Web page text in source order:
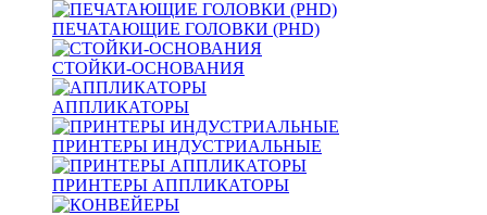
ПЕЧАТАЮЩИЕ ГОЛОВКИ (PHD)
СТОЙКИ-ОСНОВАНИЯ
АППЛИКАТОРЫ
ПРИНТЕРЫ ИНДУСТРИАЛЬНЫЕ
ПРИНТЕРЫ АППЛИКАТОРЫ